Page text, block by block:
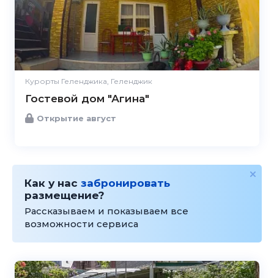
Курорты Геленджика, Геленджик
Гостевой дом "Агина"
Открытие август
Как у нас забронировать
размещение?
Рассказываем и показываем все
возможности сервиса